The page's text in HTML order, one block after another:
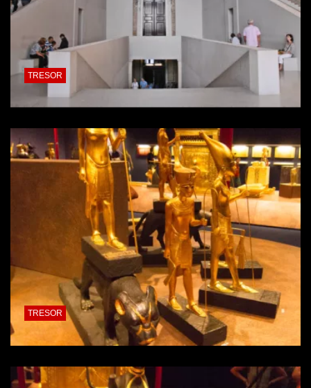
TRESOR
TRESOR